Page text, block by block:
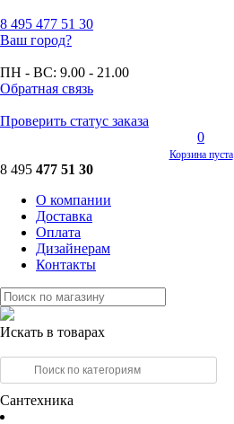
8 495 477 51 30
Ваш город?
ПН - ВС: 9.00 - 21.00
Обратная связь
Проверить статус заказа
0
Корзина пуста
8 495 477 51 30
О компании
Доставка
Оплата
Дизайнерам
Контакты
Искать в товарах
Сантехника